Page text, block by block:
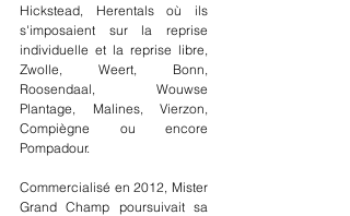
Hickstead, Herentals où ils
s'imposaient sur la reprise
individuelle et la reprise libre,
Zwolle, Weert, Bonn,
Roosendaal, Wouwse
Plantage, Malines, Vierzon,
Compiègne ou encore
Pompadour.
Commercialisé en 2012, Mister
Grand Champ poursuivait sa